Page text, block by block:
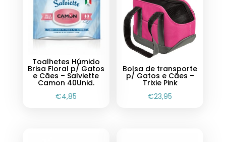
Toalhetes Húmido
Brisa Floral p/ Gatos
e Cães – Salviette
Camon 40Unid.
€4,85
Bolsa de transporte
p/ Gatos e Cães –
Trixie Pink
€23,95